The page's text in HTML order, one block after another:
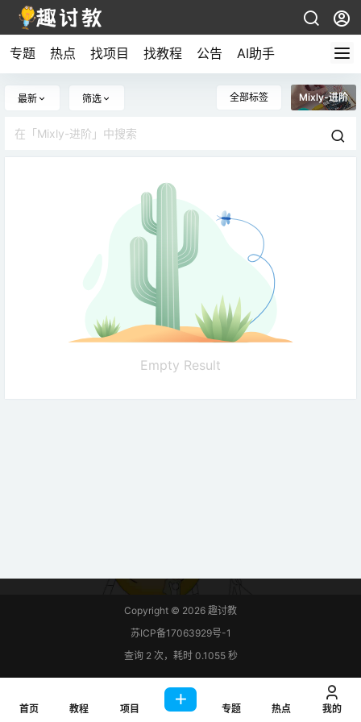
专题 热点 找项目 找教程 公告 AI助手
最新 筛选 全部标签 Mixly-进阶
Empty Result
Copyright © 2026 趣讨教
苏ICP备17063929号-1
查询 2 次，耗时 0.1055 秒
首页 教程 项目 专题 热点 我的